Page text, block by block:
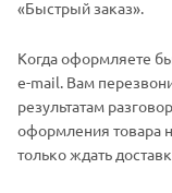
«Быстрый заказ».
Когда оформляете
e-mail. Вам
результатам
оформления товара
только ждать